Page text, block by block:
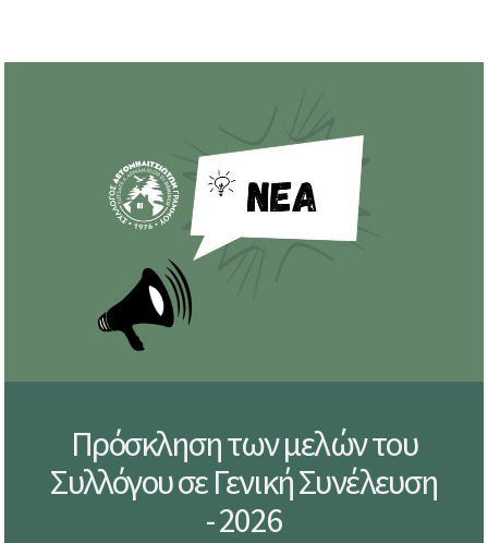
Πρόσκληση των μελών του
Συλλόγου σε Γενική Συνέλευση
- 2026